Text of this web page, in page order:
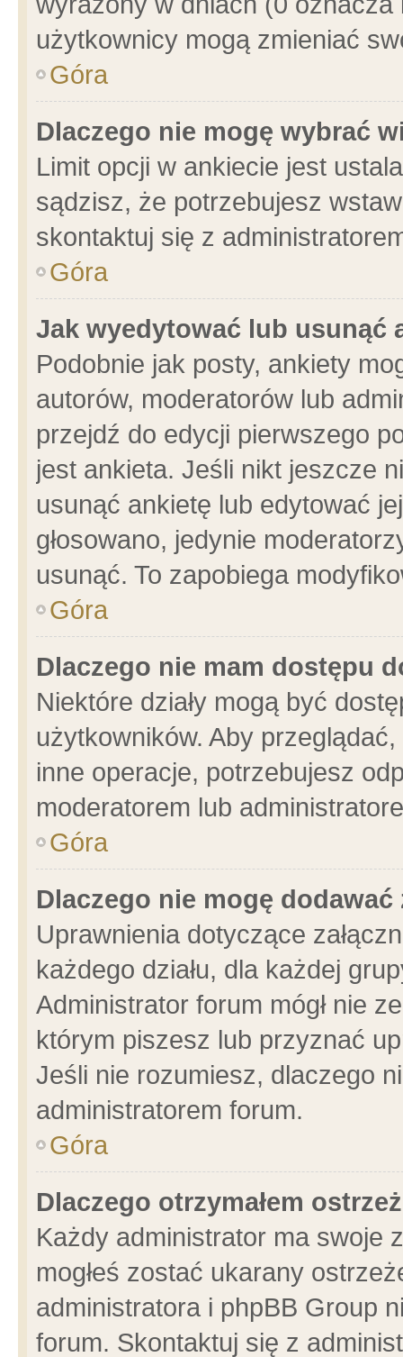
użytkownicy mogą zmieniać
Góra
Dlaczego nie mogę wybrać
Limit opcji w ankiecie jest
sądzisz, że potrzebujesz
skontaktuj się z
Góra
Jak wyedytować lub usunąć
Podobnie jak posty, ankiety
autorów, moderatorów lub
przejdź do edycji pierwszego
jest ankieta. Jeśli nikt jeszcze
usunąć ankietę lub edytować
głosowano, jedynie
usunąć. To zapobiega
Góra
Dlaczego nie mam dostępu
Niektóre działy mogą być
użytkowników. Aby
inne operacje, potrzebujesz
moderatorem lub
Góra
Dlaczego nie mogę dodawać
Uprawnienia dotyczące
każdego działu, dla każdej
Administrator forum mógł nie
którym piszesz lub przyznać
Jeśli nie rozumiesz, dlaczego
administratorem forum.
Góra
Dlaczego otrzymałem
Każdy administrator ma swoje
mogłeś zostać ukarany
administratora i phpBB Group
forum. Skontaktuj się z